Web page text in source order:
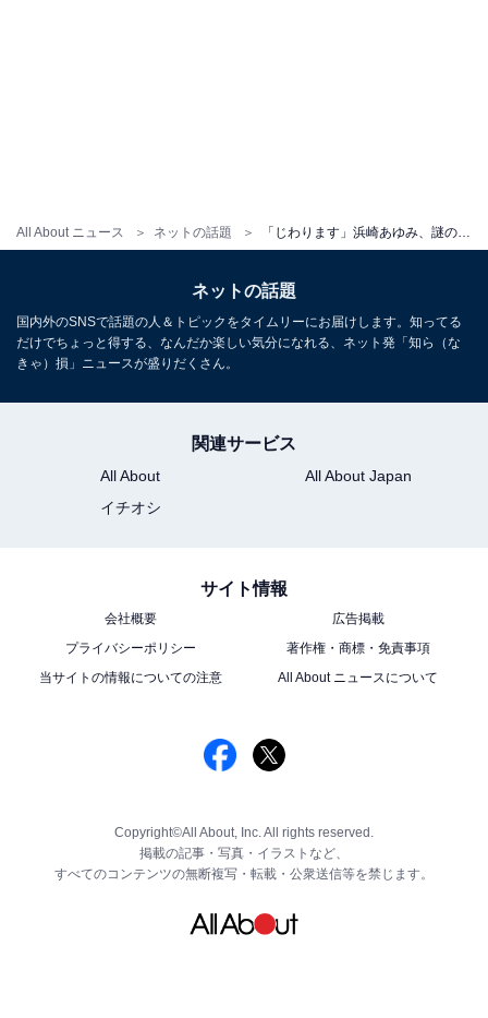
All About ニュース ネットの話題
ネットの話題
国内外のSNSで話題の人＆トピックをタイムリーにお届けします。知ってる
だけでちょっと得する、なんだか楽しい気分になれる、ネット発「知ら（な
きゃ）損」ニュースが盛りだくさん。
関連サービス
All About
All About Japan
イチオシ
サイト情報
会社概要
広告掲載
プライバシーポリシー
著作権・商標・免責事項
当サイトの情報についての注意
All About ニュースについて
Copyright©All About, Inc. All rights reserved.
掲載の記事・写真・イラストなど、
すべてのコンテンツの無断複写・転載・公衆送信等を禁じます。